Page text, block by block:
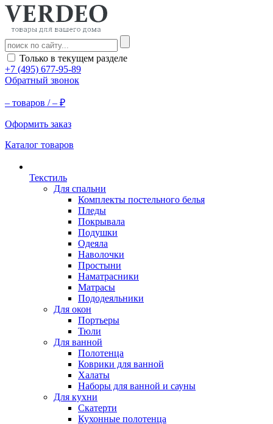
Только в текущем разделе
+7 (495) 677-95-89
Обратный звонок
– товаров /– ₽
Оформить заказ
Каталог товаров
Текстиль
Для спальни
Комплекты постельного белья
Пледы
Покрывала
Подушки
Одеяла
Наволочки
Простыни
Наматрасники
Матрасы
Пододеяльники
Для окон
Портьеры
Тюли
Для ванной
Полотенца
Коврики для ванной
Халаты
Наборы для ванной и сауны
Для кухни
Скатерти
Кухонные полотенца